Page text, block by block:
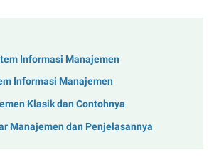
Informasi Manajemen
Informasi Manajemen
Klasik dan Contohnya
Manajemen dan Penjelasannya